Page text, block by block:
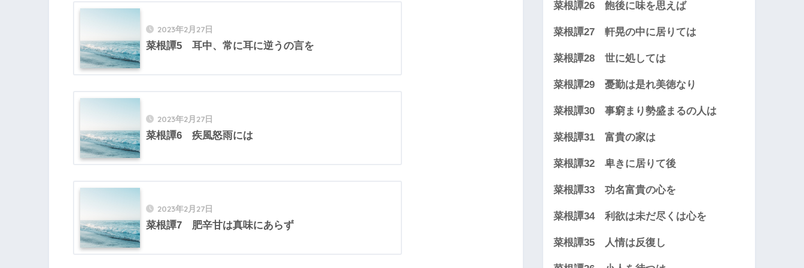
2023年2月27日
菜根譚5 耳中、常に耳に逆うの言を
2023年2月27日
菜根譚6 疾風怒雨には
2023年2月27日
菜根譚7 肥辛甘は真味にあらず
菜根譚26 飽後に味を思えば
菜根譚27 軒晃の中に居りては
菜根譚28 世に処しては
菜根譚29 憂勤は是れ美徳なり
菜根譚30 事窮まり勢盛まるの人は
菜根譚31 富貴の家は
菜根譚32 卑きに居りて後
菜根譚33 功名富貴の心を
菜根譚34 利欲は未だ尽くは心を
菜根譚35 人情は反復し